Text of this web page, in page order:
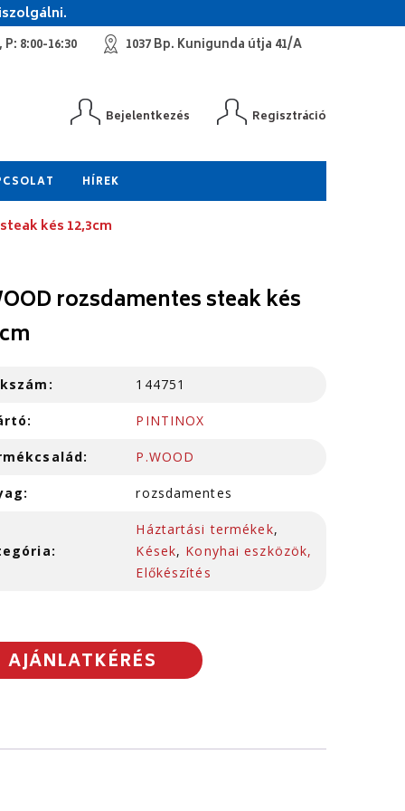
8:00-16:30 1037 Bp. Kunigunda útja 41/A
Bejelentkezés Regisztráció
HÍREK
kés 12,3cm
rozsdamentes steak kés
144751
PINTINOX
P.WOOD
rozsdamentes
Háztartási termékek,
Kések, Konyhai eszközök,
Előkészítés
AJÁNLATKÉRÉS